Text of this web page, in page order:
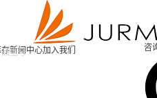
新闻中心加入我们
咨